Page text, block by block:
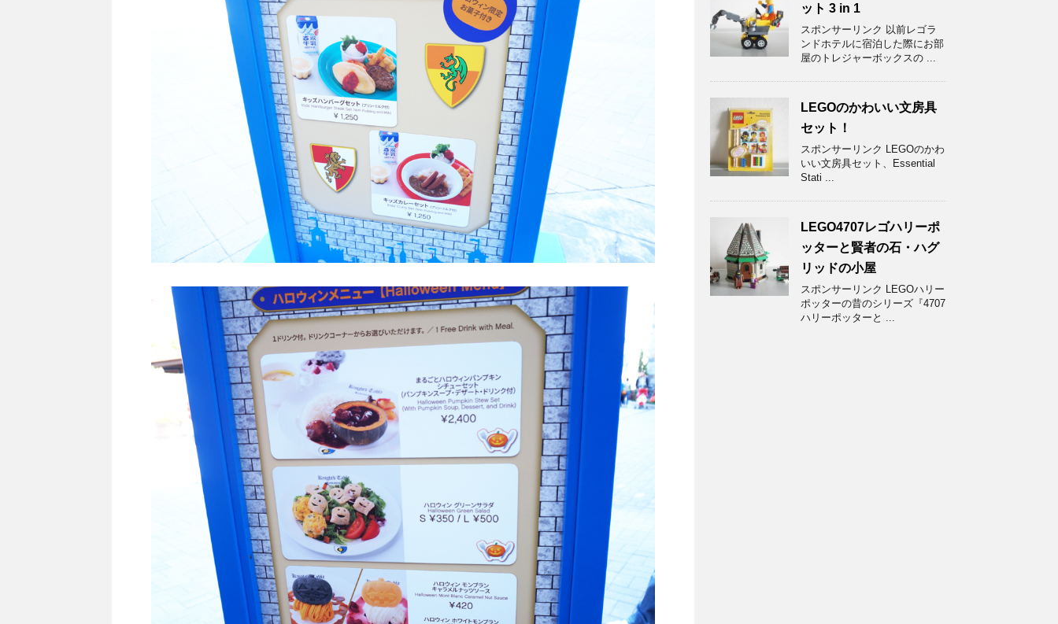
ット 3 in 1
スポンサーリンク 以前レゴラ
ンドホテルに宿泊した際にお部
屋のトレジャーボックスの ...
LEGOのかわいい文房具
セット！
スポンサーリンク LEGOのかわ
いい文房具セット、Essential
Stati ...
LEGO4707レゴハリーポ
ッターと賢者の石・ハグ
リッドの小屋
スポンサーリンク LEGOハリー
ポッターの昔のシリーズ『4707
ハリーポッターと ...